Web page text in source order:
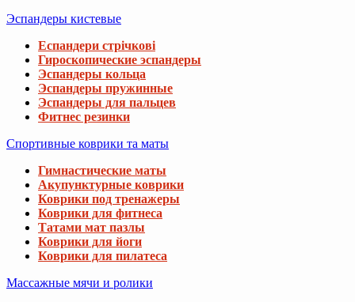
Эспандеры кистевые
Еспандери стрічкові
Гироскопические эспандеры
Эспандеры кольца
Эспандеры пружинные
Эспандеры для пальцев
Фитнес резинки
Спортивные коврики та маты
Гимнастические маты
Акупунктурные коврики
Коврики под тренажеры
Коврики для фитнеса
Татами мат пазлы
Коврики для йоги
Коврики для пилатеса
Массажные мячи и ролики